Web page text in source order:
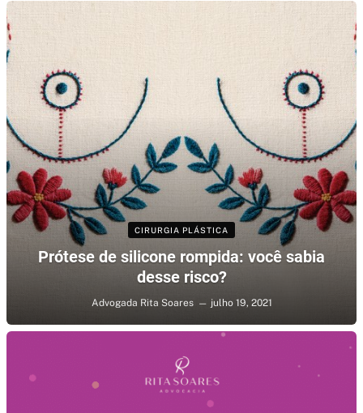
CIRURGIA PLÁSTICA
Prótese de silicone rompida: você sabia
desse risco?
Advogada Rita Soares julho 19, 2021